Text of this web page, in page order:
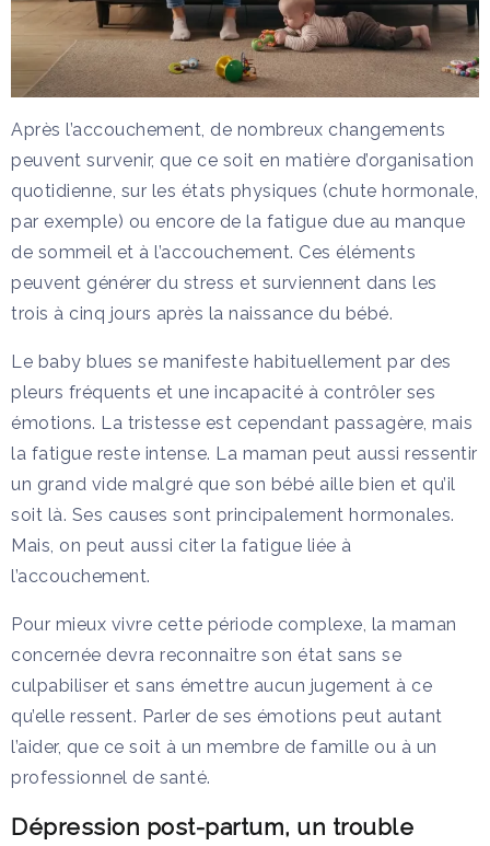
Après l’accouchement, de nombreux changements
peuvent survenir, que ce soit en matière d’organisation
quotidienne, sur les états physiques (chute hormonale,
par exemple) ou encore de la fatigue due au manque
de sommeil et à l’accouchement. Ces éléments
peuvent générer du stress et surviennent dans les
trois à cinq jours après la naissance du bébé.
Le baby blues se manifeste habituellement par des
pleurs fréquents et une incapacité à contrôler ses
émotions. La tristesse est cependant passagère, mais
la fatigue reste intense. La maman peut aussi ressentir
un grand vide malgré que son bébé aille bien et qu’il
soit là. Ses causes sont principalement hormonales.
Mais, on peut aussi citer la fatigue liée à
l’accouchement.
Pour mieux vivre cette période complexe, la maman
concernée devra reconnaitre son état sans se
culpabiliser et sans émettre aucun jugement à ce
qu’elle ressent. Parler de ses émotions peut autant
l’aider, que ce soit à un membre de famille ou à un
professionnel de santé.
Dépression post-partum, un trouble